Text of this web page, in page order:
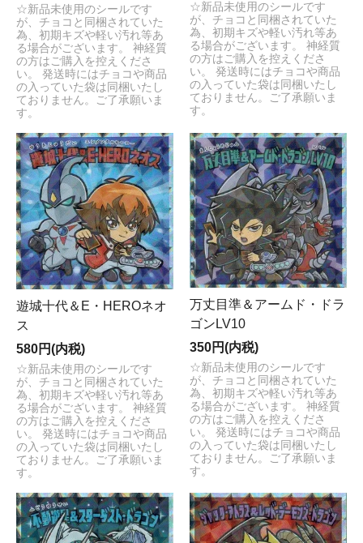
☆新品未使用のシールです
が、チョコと同梱されていた
為、初期キズや軽い汚れ等あ
る場合がございます。 神経質
の方はご購入を控えくださ
い。 発送時にはチョコや商品
の入っていた袋は同梱いたし
ておりません。ご了承願いま
す。
☆新品未使用のシールです
が、チョコと同梱されていた
為、初期キズや軽い汚れ等あ
る場合がございます。 神経質
の方はご購入を控えくださ
い。 発送時にはチョコや商品
の入っていた袋は同梱いたし
ておりません。ご了承願いま
す。
遊城十代＆E・HEROネオ
ス
580円(内税)
☆新品未使用のシールです
が、チョコと同梱されていた
為、初期キズや軽い汚れ等あ
る場合がございます。 神経質
の方はご購入を控えくださ
い。 発送時にはチョコや商品
の入っていた袋は同梱いたし
ておりません。ご了承願いま
す。
万丈目準＆アームド・ドラ
ゴンLV10
350円(内税)
☆新品未使用のシールです
が、チョコと同梱されていた
為、初期キズや軽い汚れ等あ
る場合がございます。 神経質
の方はご購入を控えくださ
い。 発送時にはチョコや商品
の入っていた袋は同梱いたし
ておりません。ご了承願いま
す。